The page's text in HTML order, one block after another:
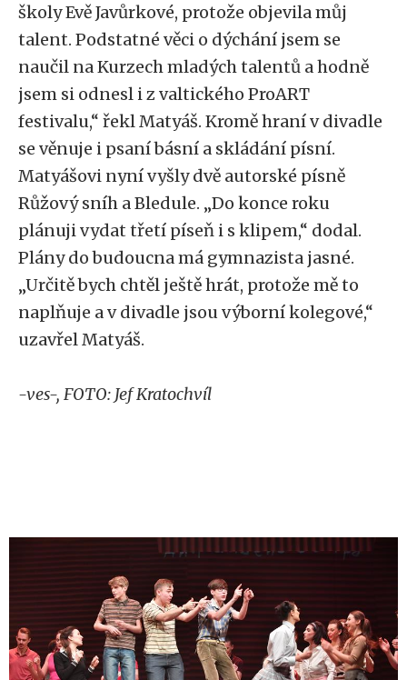
školy Evě Javůrkové, protože objevila můj
talent. Podstatné věci o dýchání jsem se
naučil na Kurzech mladých talentů a hodně
jsem si odnesl i z valtického ProART
festivalu,“ řekl Matyáš. Kromě hraní v divadle
se věnuje i psaní básní a skládání písní.
Matyášovi nyní vyšly dvě autorské písně
Růžový sníh a Bledule. „Do konce roku
plánuji vydat třetí píseň i s klipem,“ dodal.
Plány do budoucna má gymnazista jasné.
„Určitě bych chtěl ještě hrát, protože mě to
naplňuje a v divadle jsou výborní kolegové,“
uzavřel Matyáš.
-ves-, FOTO: Jef Kratochvíl